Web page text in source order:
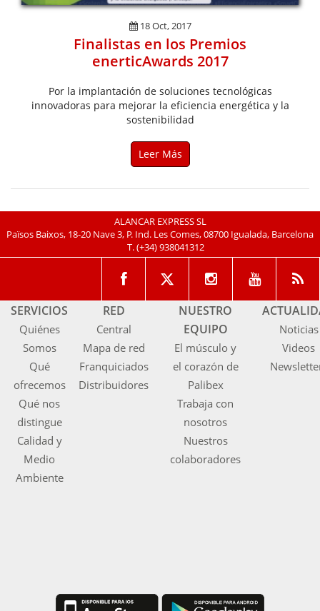
18 Oct, 2017
Finalistas en los Premios
enerticAwards 2017
Por la implantación de soluciones tecnológicas
innovadoras para mejorar la eficiencia energética y la
sostenibilidad
Leer Más
ALANCAR EXPRESS SL
Països Baixos, 18-20 Nave 3, P. Ind. Les Comes, 08700 Igualada, Barcelona
T.(+34) 938041312
SERVICIOS
Quiénes
Somos
Qué
ofrecemos
Qué nos
distingue
Calidad y
Medio
Ambiente
RED
Central
Mapa de red
Franquiciados
Distribuidores
NUESTRO
EQUIPO
El músculo y
el corazón de
Palibex
Trabaja con
nosotros
Nuestros
colaboradores
Noticias
Videos